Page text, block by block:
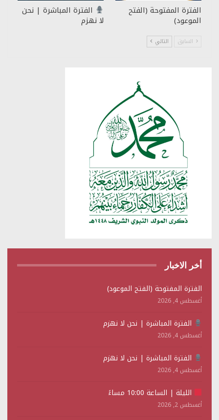
الفترة المفتوحة (الفتح
الموعود)
الفترة المباشرة | نحن
لا نهزم
السابق التالي
أخر الاخبار
الفترة المفتوحة (الفتح الموعود)
أغسطس 4, 2026
الفترة المباشرة | نحن لا نهزم
أغسطس 4, 2026
الفترة المباشرة | نحن لا نهزم
أغسطس 4, 2026
الليلة | الساعة 10:00 مساءً
أغسطس 2, 2026